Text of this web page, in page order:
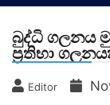
බුද්ධි ගලනය
ප්‍රතිභා
Editor